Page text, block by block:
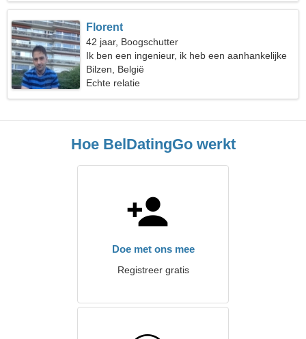
Florent
42 jaar, Boogschutter
Ik ben een ingenieur, ik heb een aanhankelijke
vrouw nodig
Bilzen, België
Echte relatie
Hoe BelDatingGo werkt
Doe met ons mee
Registreer gratis